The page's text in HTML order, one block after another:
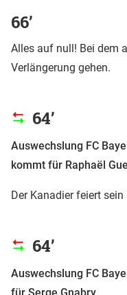
66’
Alles auf null! Bei dem
Verlängerung gehen.
64’
Auswechslung FC
kommt für Raphaël
Der Kanadier feiert
64’
Auswechslung FC